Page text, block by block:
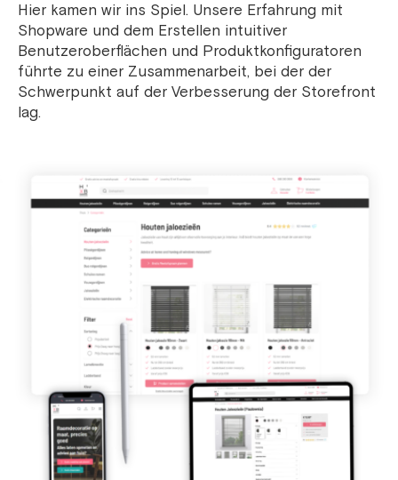
Hier kamen wir ins Spiel. Unsere Erfahrung mit
Shopware und dem Erstellen intuitiver
Benutzeroberflächen und Produktkonfiguratoren
führte zu einer Zusammenarbeit, bei der der
Schwerpunkt auf der Verbesserung der Storefront
lag.